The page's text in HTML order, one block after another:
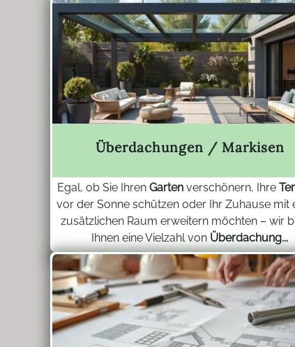
Überdachungen / Markisen
Egal, ob Sie Ihren Gartenverschönern, Ihre
vor der Sonne schützen oder Ihr Zuhause mit
zusätzlichen Raum erweitern möchten – wir
Ihnen eine Vielzahl von Überdachung...